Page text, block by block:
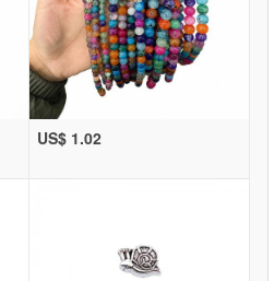
US$ 1.02